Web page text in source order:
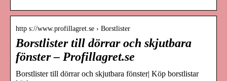
http s://www.profillagret.se › Borstlister
Borstlister till dörrar och skjutbara
fönster – Profillagret.se
Borstlister till dörrar och skjutbara fönster| Köp borstlistar